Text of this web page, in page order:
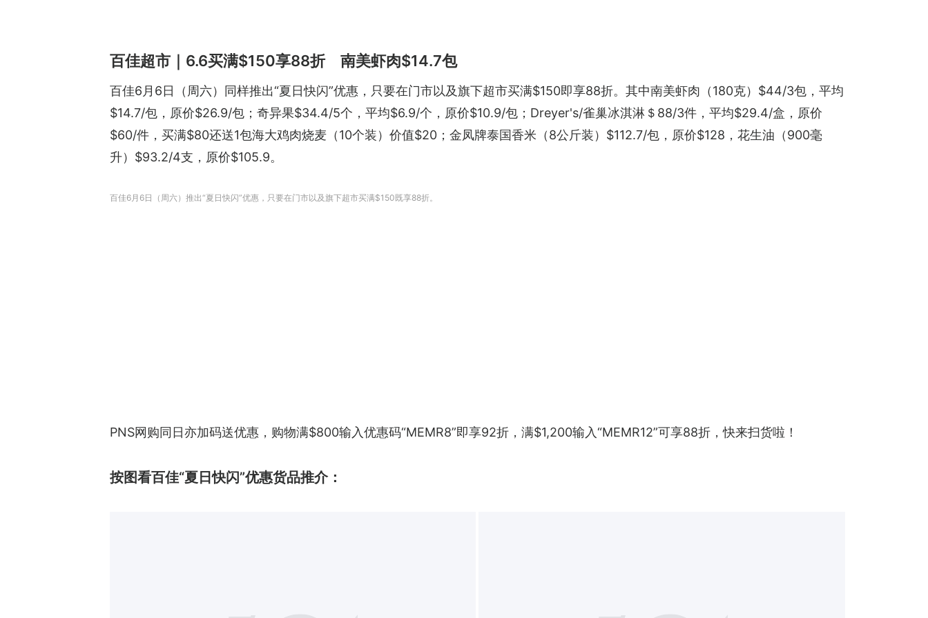
百佳超市｜6.6买满$150享88折 南美虾肉$14.7包
百佳6月6日（周六）同样推出“夏日快闪”优惠，只要在门市以及旗下超市买满$150即享88折。其中南美虾肉（180克）$44/3包，平均
$14.7/包，原价$26.9/包；奇异果$34.4/5个，平均$6.9/个，原价$10.9/包；Dreyer's/雀巢冰淇淋＄88/3件，平均$29.4/盒，原价
$60/件，买满$80还送1包海大鸡肉烧麦（10个装）价值$20；金凤牌泰国香米（8公斤装）$112.7/包，原价$128，花生油（900毫
升）$93.2/4支，原价$105.9。
百佳6月6日（周六）推出“夏日快闪”优惠，只要在门市以及旗下超市买满$150既享88折。
PNS网购同日亦加码送优惠，购物满$800输入优惠码“MEMR8”即享92折，满$1,200输入“MEMR12”可享88折，快来扫货啦！
按图看百佳“夏日快闪”优惠货品推介：